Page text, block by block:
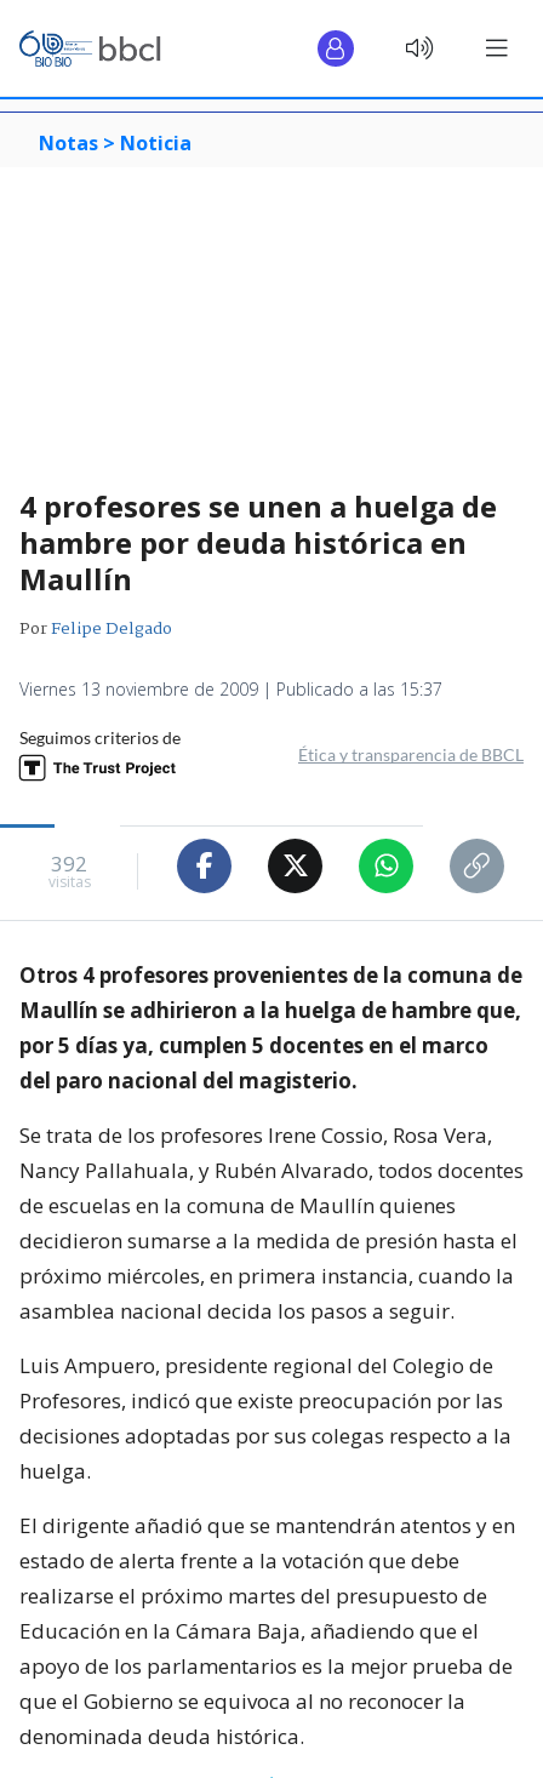
Notas > Noticia
4 profesores se unen a huelga de
hambre por deuda histórica en
Maullín
PorFelipe Delgado
Viernes 13 noviembre de 2009 | Publicado a las 15:37
Seguimos criterios de
Ética y transparencia de BBCL
392
visitas
Otros 4 profesores provenientes de la comuna de
Maullín se adhirieron a la huelga de hambre que,
por 5 días ya, cumplen 5 docentes en el marco
del paro nacional del magisterio.
Se trata de los profesores Irene Cossio, Rosa Vera,
Nancy Pallahuala, y Rubén Alvarado, todos docentes
de escuelas en la comuna de Maullín quienes
decidieron sumarse a la medida de presión hasta el
próximo miércoles, en primera instancia, cuando la
asamblea nacional decida los pasos a seguir.
Luis Ampuero, presidente regional del Colegio de
Profesores, indicó que existe preocupación por las
decisiones adoptadas por sus colegas respecto a la
huelga.
El dirigente añadió que se mantendrán atentos y en
estado de alerta frente a la votación que debe
realizarse el próximo martes del presupuesto de
Educación en la Cámara Baja, añadiendo que el
apoyo de los parlamentarios es la mejor prueba de
que el Gobierno se equivoca al no reconocer la
denominada deuda histórica.